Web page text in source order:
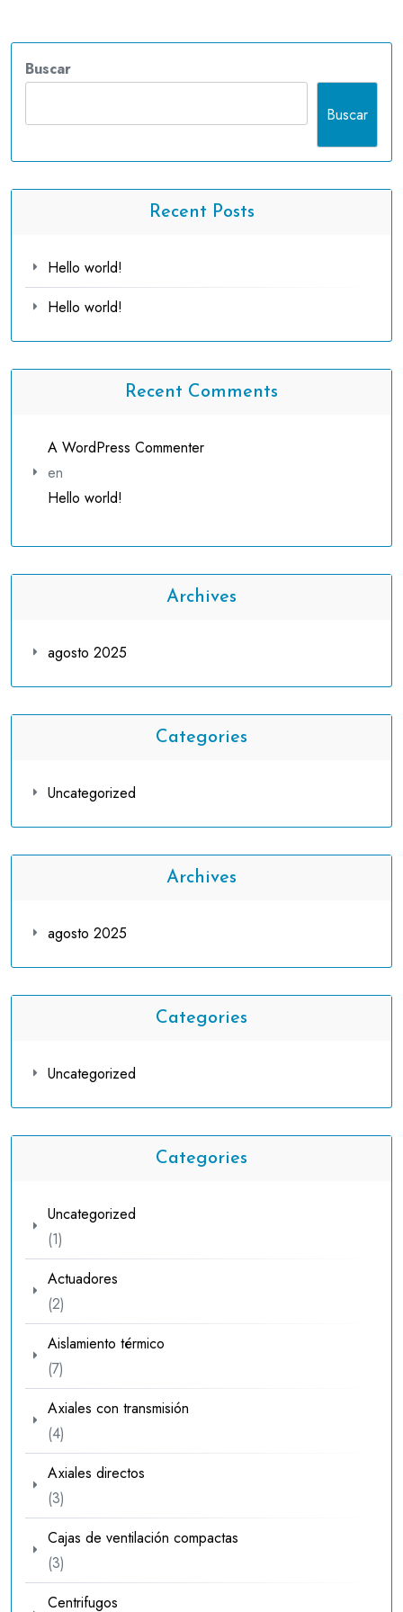
Buscar
Buscar
Recent Posts
Hello world!
Hello world!
Recent Comments
A WordPress Commenter
en
Hello world!
Archives
agosto 2025
Categories
Uncategorized
Archives
agosto 2025
Categories
Uncategorized
Categories
Uncategorized
11
producto
Actuadores
22
productos
Aislamiento térmico
77
productos
Axiales con transmisión
44
productos
Axiales directos
33
productos
Cajas de ventilación compactas
33
productos
Centrifugos